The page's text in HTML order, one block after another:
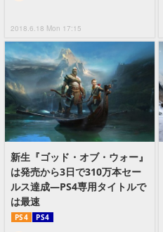
2018.6.18 Mon 17:15
新生『ゴッド・オブ・ウォー』
は発売から3日で310万本セー
ルス達成―PS4専用タイトルで
は最速
PS4 PS4